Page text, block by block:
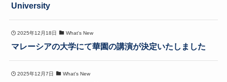
University
2025年12月18日 What's New
マレーシアの大学にて華園の講演が決定いたしました
2025年12月7日 What's New